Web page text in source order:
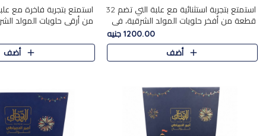
استمتع بتجربة استثنائية مع علبة التي تضم 32
قطعة من أفخر حلويات المولد الشرقية، في
تشكيلة تجمع بين الأصالة والاختيارات الفاخرة.
تحتوي العلبة..
1200.00 جنيه
أضف
من أرقى حلويات المولد
تجمع بين الأصناف
والاختيارات الغنية بالم..
أضف